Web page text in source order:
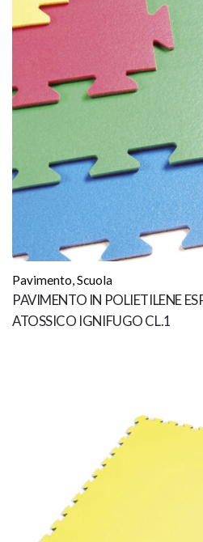
Pavimento,Scuola
PAVIMENTO IN POLIETILENE
ATOSSICO IGNIFUGO CL.1